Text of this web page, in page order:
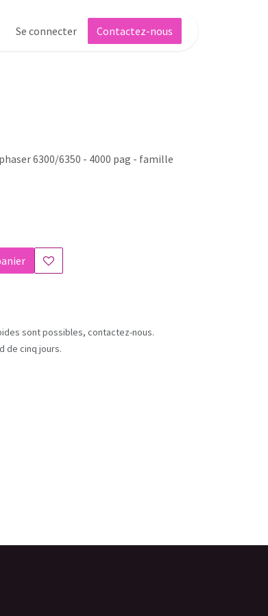
Se connecter Contactez-nous
6300/6350 - 4000 pag - famille
sont possibles, contactez-nous.
de cinq jours.